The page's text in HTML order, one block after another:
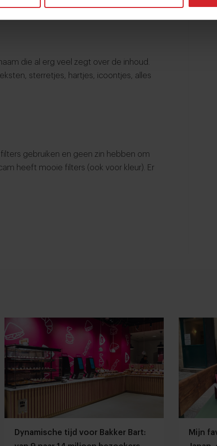
die al erg veel zegt over de inhoud.
sterretjes, hartjes, icoontjes, alles
gebruiken en geen zin hebben om
heeft mooie filters (ook voor kleur). Er
Dynamische tijd voor Bakker Bart:
Mijn